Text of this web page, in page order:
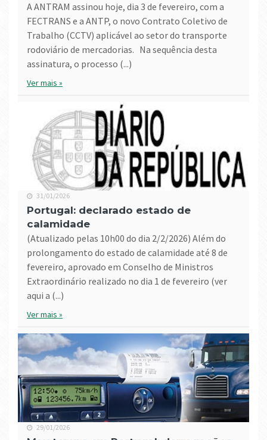
A ANTRAM assinou hoje, dia 3 de fevereiro, com a
FECTRANS e a ANTP, o novo Contrato Coletivo de
Trabalho (CCTV) aplicável ao setor do transporte
rodoviário de mercadorias. Na sequência desta
assinatura, o processo (...)
Ver mais »
31/01/2026
Portugal: declarado estado de
calamidade
(atualizado pelas 10h00 do dia 2/2/2026) Além do
prolongamento do estado de calamidade até 8 de
fevereiro, aprovado em Conselho de Ministros
Extraordinário realizado no dia 1 de fevereiro (ver
aqui a (...)
Ver mais »
29/01/2026